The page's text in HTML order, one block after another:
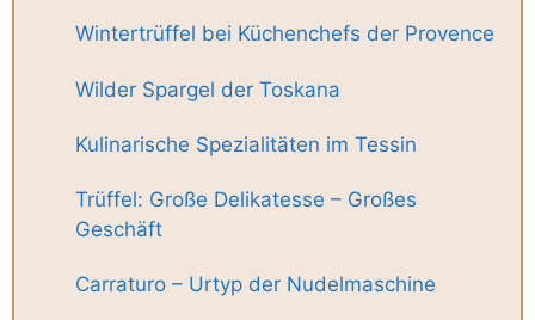
Wintertrüffel bei Küchenchefs der Provence
Wilder Spargel der Toskana
Kulinarische Spezialitäten im Tessin
Trüffel: Große Delikatesse – Großes
Geschäft
Carraturo – Urtyp der Nudelmaschine